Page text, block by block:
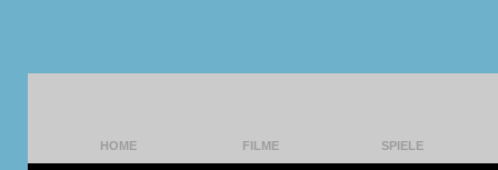
HOME FILME SPIELE